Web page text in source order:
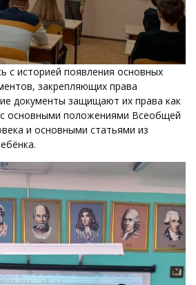
с историей появления основных
закрепляющих права
документы защищают их права как
основными положениями Всеобщей
и основными статьями из